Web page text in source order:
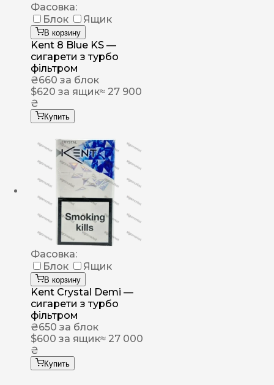
Фасовка:
Блок
Ящик
В корзину
Kent 8 Blue KS —
сигарети з турбо
фільтром
₴660 за блок
$620 за ящик≈ 27 900
₴
Купить
Фасовка:
Блок
Ящик
В корзину
Kent Crystal Demi —
сигарети з турбо
фільтром
₴650 за блок
$600 за ящик≈ 27 000
₴
Купить